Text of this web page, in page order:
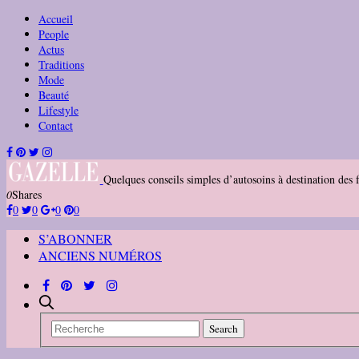
Accueil
People
Actus
Traditions
Mode
Beauté
Lifestyle
Contact
Quelques conseils simples d’autosoins à destination des
0Shares
0
0 0 0
S’ABONNER
ANCIENS NUMÉROS